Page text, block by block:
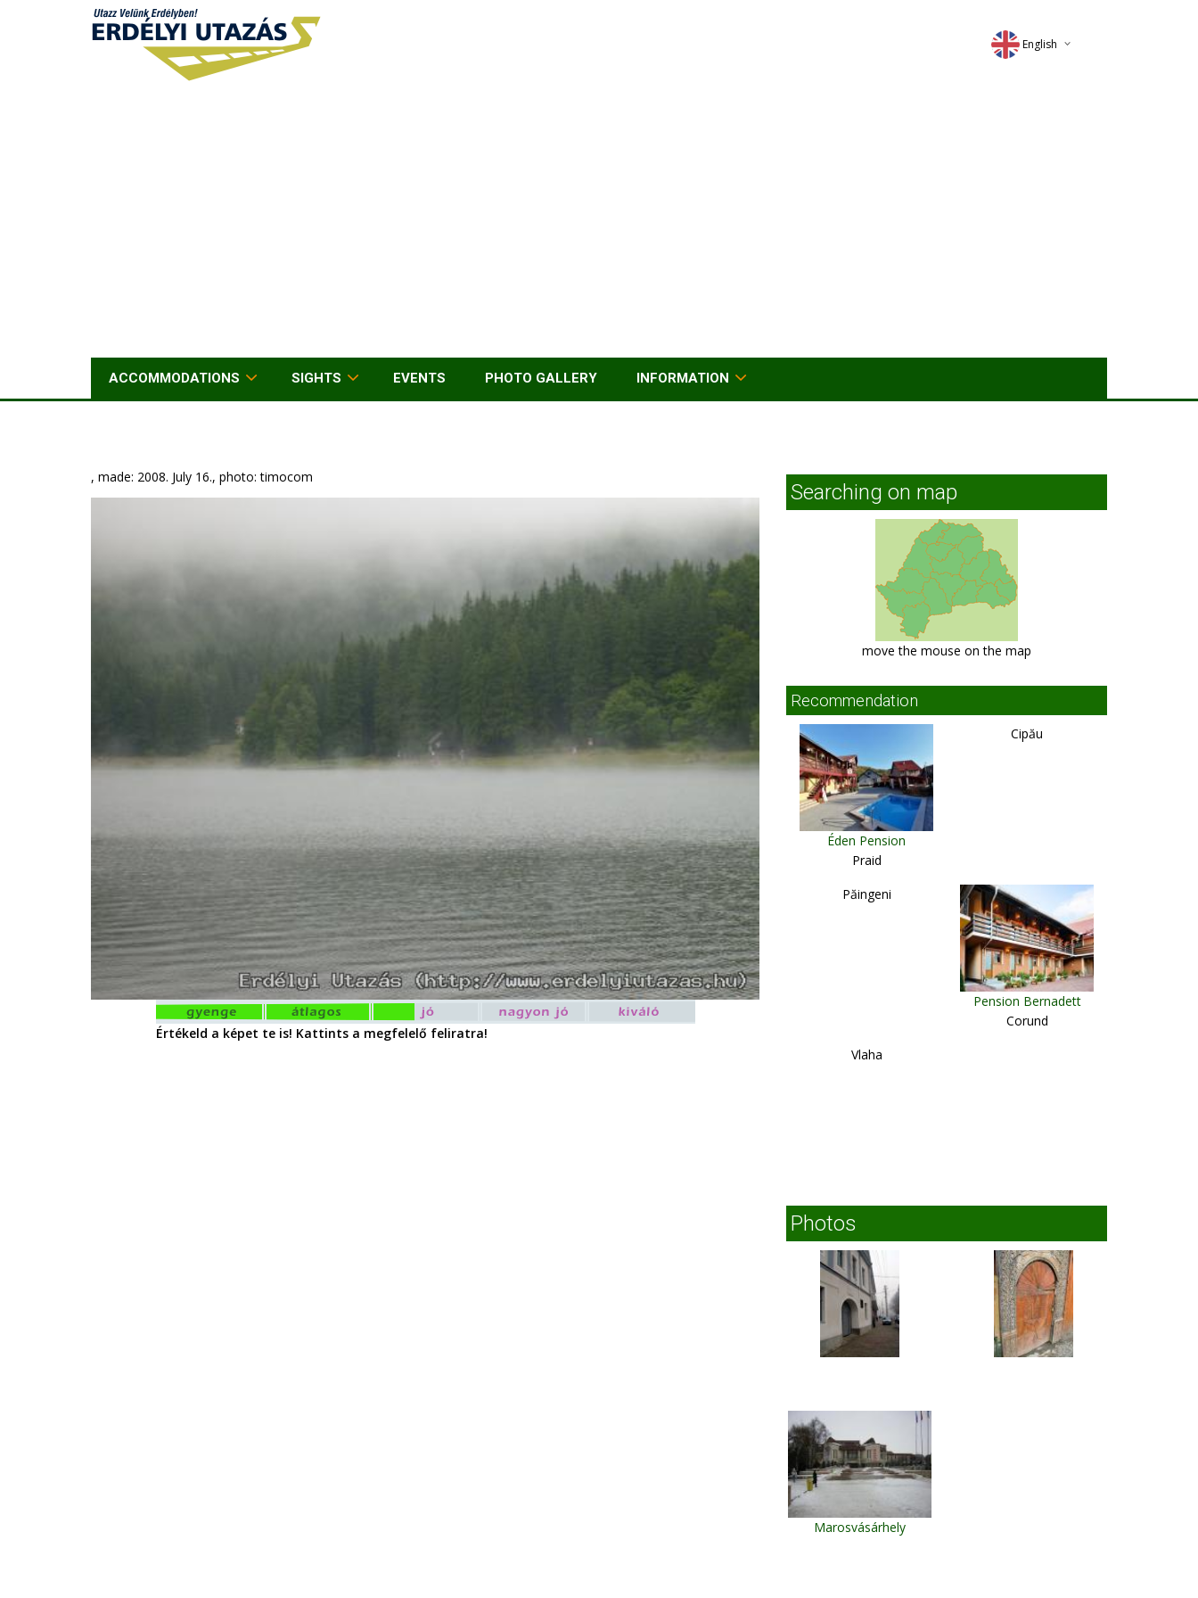
English
ACCOMMODATIONS SIGHTS EVENTS PHOTO GALLERY INFORMATION
, made: 2008. July 16., photo: timocom
Értékeld a képet te is! Kattints a megfelelő feliratra!
Searching on map
move the mouse on the map
Recommendation
Éden Pension
Praid
Cipău
Păingeni
Pension Bernadett
Corund
Vlaha
Photos
Marosvásárhely